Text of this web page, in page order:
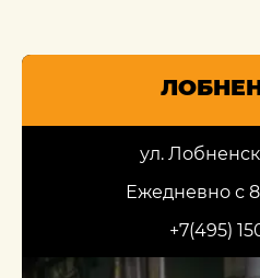
ул.
Ежедневно с
+7(495)